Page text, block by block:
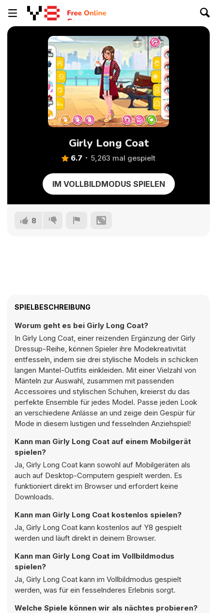
Girly Long Coat
6.7 5,263 mal gespielt
IM VOLLBILDMODUS SPIELEN
8
SPIELBESCHREIBUNG
Worum geht es bei Girly Long Coat?
In Girly Long Coat, einer reizenden Ergänzung der Girly
Dressup-Reihe, können Spieler ihre Modekreativität
entfesseln, indem sie drei stylische Models in schicken
langen Mantel-Outfits einkleiden. Mit einer Vielzahl von
Mänteln zur Auswahl, zusammen mit passenden
Accessoires und stylischen Schuhen, kreierst du das
perfekte Ensemble für jedes Model. Passe jeden Look
an verschiedene Anlässe an und zeige dein Gespür für
Mode in diesem lustigen und fesselnden Anziehspiel!
Kann man Girly Long Coat auf einem Mobilgerät
spielen?
Ja, Girly Long Coat kann sowohl auf Mobilgeräten als
auch auf Desktop-Computern gespielt werden. Es
funktioniert direkt im Browser und erfordert keine
Downloads.
Kann man Girly Long Coat kostenlos spielen?
Ja, Girly Long Coat kann kostenlos auf Y8 gespielt
werden und läuft direkt in deinem Browser.
Kann man Girly Long Coat im Vollbildmodus
spielen?
Ja, Girly Long Coat kann im Vollbildmodus gespielt
werden, was für ein fesselnderes Erlebnis sorgt.
Welche Spiele können wir als nächtes probieren?